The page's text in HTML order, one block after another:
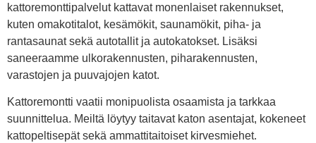
kattoremonttipalvelut kattavat monenlaiset rakennukset,
kuten omakotitalot, kesämökit, saunamökit, piha- ja
rantasaunat sekä autotallit ja autokatokset. Lisäksi
saneeraamme ulkorakennusten, piharakennusten,
varastojen ja puuvajojen katot.
Kattoremontti vaatii monipuolista osaamista ja tarkkaa
suunnittelua. Meiltä löytyy taitavat katon asentajat, kokeneet
kattopeltisepät sekä ammattitaitoiset kirvesmiehet.